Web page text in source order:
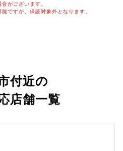
がございます。
ですが、保証対象外となります。
付近の
店舗一覧